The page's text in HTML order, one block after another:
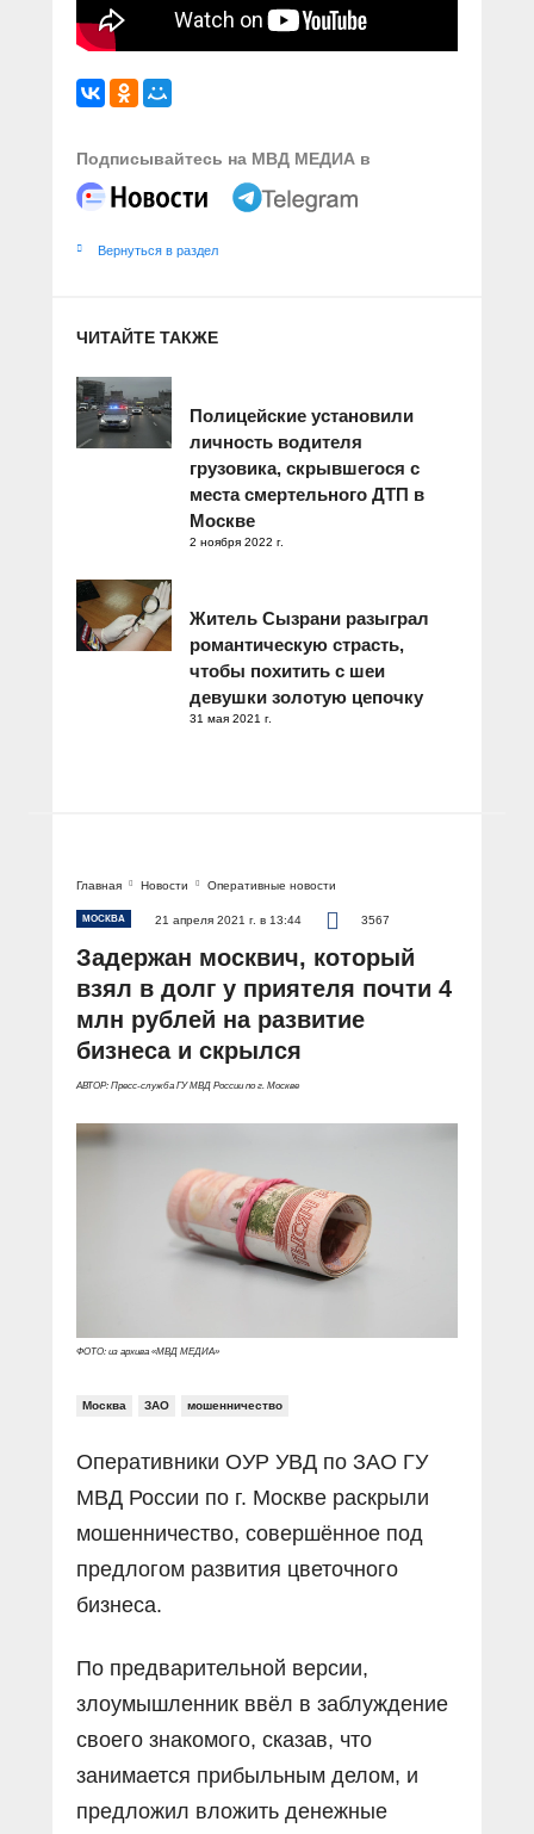
Подписывайтесь на МВД МЕДИА в
Вернуться в раздел
ЧИТАЙТЕ ТАКЖЕ
Полицейские установили
личность водителя
грузовика, скрывшегося с
места смертельного ДТП в
Москве
2 ноября 2022 г.
Житель Сызрани разыграл
романтическую страсть,
чтобы похитить с шеи
девушки золотую цепочку
31 мая 2021 г.
Главная Новости Оперативные новости
МОСКВА 21 апреля 2021 г. в 13:44 3567
Задержан москвич, который
взял в долг у приятеля почти 4
млн рублей на развитие
бизнеса и скрылся
АВТОР: Пресс-служба ГУ МВД России по г. Москве
ФОТО: из архива «МВД МЕДИА»
Москва ЗАО мошенничество
Оперативники ОУР УВД по ЗАО ГУ
МВД России по г. Москве раскрыли
мошенничество, совершённое под
предлогом развития цветочного
бизнеса.
По предварительной версии,
злоумышленник ввёл в заблуждение
своего знакомого, сказав, что
занимается прибыльным делом, и
предложил вложить денежные